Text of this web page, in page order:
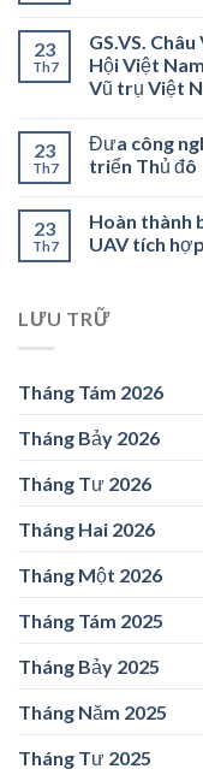
23
Th7
GS.VS.
Hội Việt
Vũ trụ Việt
23
Th7
Đưa công
triển Thủ đô
23
Th7
Hoàn thành
UAV tích
LƯU TRỮ
Tháng Tám 2026
Tháng Bảy 2026
Tháng Tư 2026
Tháng Hai 2026
Tháng Một 2026
Tháng Tám 2025
Tháng Bảy 2025
Tháng Năm 2025
Tháng Tư 2025